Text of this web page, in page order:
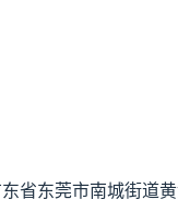
省东莞市南城街道